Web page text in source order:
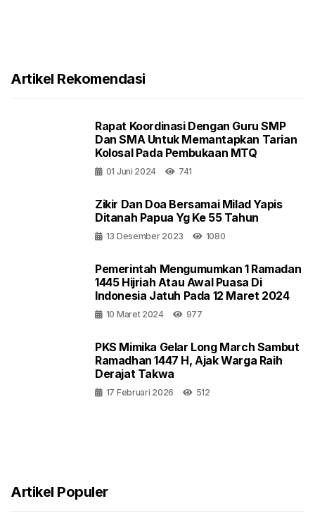
Artikel Rekomendasi
Rapat Koordinasi Dengan Guru SMP
Dan SMA Untuk Memantapkan Tarian
Kolosal Pada Pembukaan MTQ
01 Juni 2024 741
Zikir Dan Doa Bersamai Milad Yapis
Ditanah Papua Yg Ke 55 Tahun
13 Desember 2023 1080
Pemerintah Mengumumkan 1 Ramadan
1445 Hijriah Atau Awal Puasa Di
Indonesia Jatuh Pada 12 Maret 2024
10 Maret 2024 977
PKS Mimika Gelar Long March Sambut
Ramadhan 1447 H, Ajak Warga Raih
Derajat Takwa
17 Februari 2026 512
Artikel Populer